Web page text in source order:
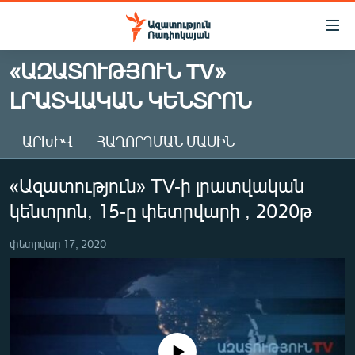
Մատչելիության
Անցնել
հիմնական
բովանդակությանը
հիմնական
ԱԶԱՏՈՒԹՅՈՒՆ TV
ՀԱՅԱՍՏԱՆ
ՔԱՂԱՔԱԿԱՆ
ԻՐԱՎՈՒՆՔ
ՀԱՍԱՐԱԿՈՒԹՅՈՒՆ
ՏՆՏԵՍՈՒԹՅՈՒՆ
ՊԱՏԵՐԱԶՄԻ 6 ՇԱԲԱԹՆԵՐԸ
ՏԱՐԱԾԱՇՐՋԱՆ
«ԱԶԱՏՈՒԹՅՈՒՆ TV»
ԼՐԱՏՎԱԿԱՆ ԿԵՆՏՐՈՆ
ԱՐԽԻՎ ՀԱՂՈՐԴՄԱՆ ՄԱՍԻՆ
«Ազատություն» TV-ի լրատվական
կենտրոն, 15-ը փետրվարի , 2020թ
փետրվար 17, 2020